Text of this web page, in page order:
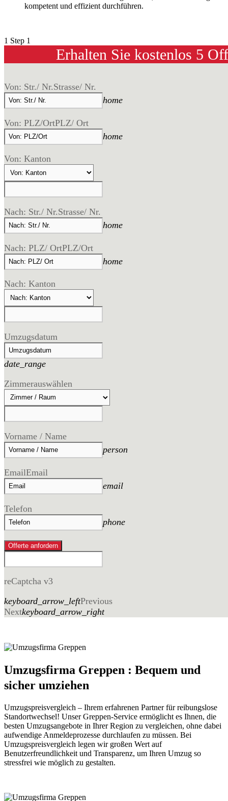
kompetent und effizient durchführen.
1 Step 1
Erhalten Sie kostenlos 5
Von: Str./ Nr.Strasse/ Nr.
home
Von: PLZ/OrtPLZ/ Ort
home
Von: Kanton
Nach: Str./ Nr.Strasse/ Nr.
home
Nach: PLZ/ OrtPLZ/Ort
home
Nach: Kanton
Umzugsdatum
date_range
Zimmerauswählen
Vorname / Name
person
EmailEmail
email
Telefon
phone
Offerte anfordern
reCaptcha v3
keyboard_arrow_leftPrevious
Nextkeyboard_arrow_right
Umzugsfirma Greppen : Bequem und
sicher umziehen
Umzugspreisvergleich – Ihrem erfahrenen Partner für reibungslose
Standortwechsel! Unser Greppen-Service ermöglicht es Ihnen, die
besten Umzugsangebote in Ihrer Region zu vergleichen, ohne dabei
aufwendige Anmeldeprozesse durchlaufen zu müssen. Bei
Umzugspreisvergleich legen wir großen Wert auf
Benutzerfreundlichkeit und Transparenz, um Ihren Umzug so
stressfrei wie möglich zu gestalten.